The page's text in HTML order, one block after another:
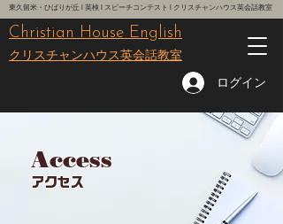
東久留米・ひばりが丘 l 英検 l スピーチコンテスト l クリスチャンハウス英会話教室
レッスン予約はこちら
Christian House English
クリスチャンハウス英会話教室
ログイン
Access
アクセス